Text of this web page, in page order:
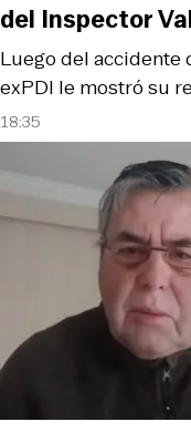
18:35
Luego del accidente
exPDI le mostró su
del Inspector